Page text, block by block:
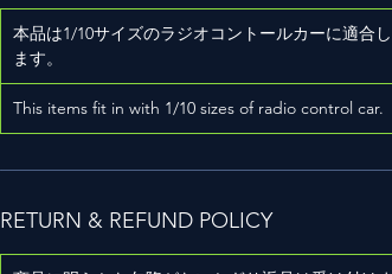
本品は1/10サイズのラジオコントールカーに適合し
ます。
This items fit in with 1/10 sizes of radio control car.
RETURN & REFUND POLICY